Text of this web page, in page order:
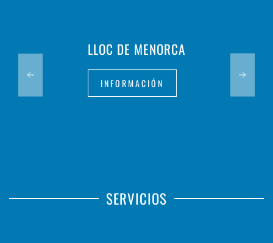
LLOC DE MENORCA
INFORMACIÓN
SERVICIOS